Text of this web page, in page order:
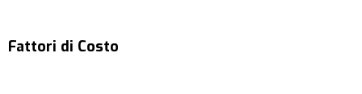
Fattori di Costo